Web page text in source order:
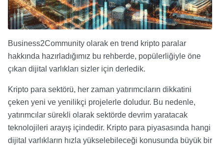
Business2Community olarak en trend kripto paralar
hakkında hazırladığımız bu rehberde, popülerliğiyle öne
çıkan dijital varlıkları sizler için derledik.
Kripto para sektörü, her zaman yatırımcıların dikkatini
çeken yeni ve yenilikçi projelerle doludur. Bu nedenle,
yatırımcılar sürekli olarak sektörde devrim yaratacak
teknolojileri arayış içindedir. Kripto para piyasasında hangi
dijital varlıkların hızla yükselebileceği konusunda büyük bir